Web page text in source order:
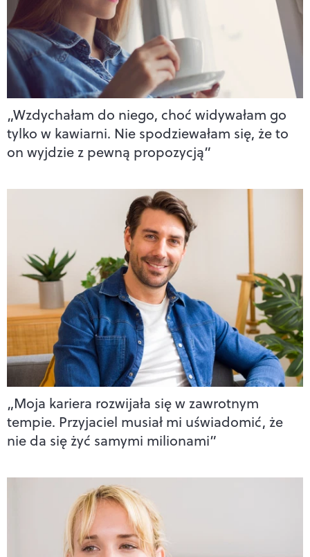
„Wzdychałam do niego, choć widywałam go
tylko w kawiarni. Nie spodziewałam się, że to
on wyjdzie z pewną propozycją”
„Moja kariera rozwijała się w zawrotnym
tempie. Przyjaciel musiał mi uświadomić, że
nie da się żyć samymi milionami”